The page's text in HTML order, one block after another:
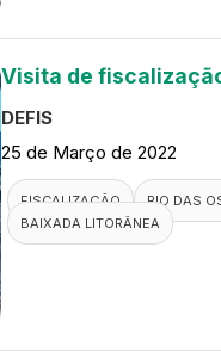
Visita de
DEFIS
25 de Março de 2022
FISCALIZAÇÃO RIO DAS
BAIXADA LITORÂNEA